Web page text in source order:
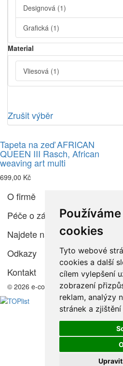
cookies
Tyto webové
cookies a další
cílem vylepšení
zobrazení
reklam, analýzy
stránek a
Designová (1)
Grafická (1)
Material
Vliesová (1)
Zrušit výběr
Tapeta na zeď AFRICAN
QUEEN III Rasch, African
weaving art multi
699,00 Kč
O firmě
Péče o zákazníka
Najdete nás
Odkazy
Kontakt
© 2026 e-color.cz